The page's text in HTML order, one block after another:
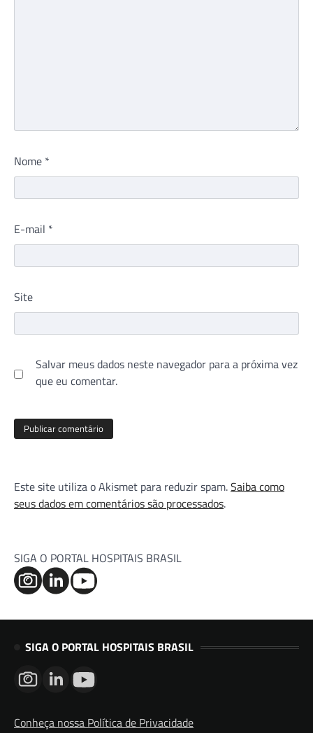
Nome *
E-mail *
Site
Salvar meus dados neste navegador para a próxima vez
que eu comentar.
Este site utiliza o Akismet para reduzir spam.Saiba como
seus dados em comentários são processados.
SIGA O PORTAL HOSPITAIS BRASIL
SIGA O PORTAL HOSPITAIS BRASIL
Conheça nossa Política de Privacidade